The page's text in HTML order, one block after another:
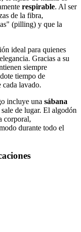
respirable. Al ser
de la fibra,
(pilling) y que la
ideal para quienes
Gracias a su
siempre
tiempo de
cada lavado.
incluye una sábana
de lugar. El algodón
corporal,
durante todo el